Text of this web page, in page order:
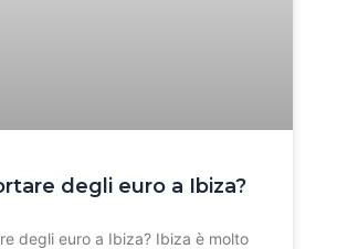
degli euro a Ibiza?
degli euro a Ibiza? Ibiza è molto